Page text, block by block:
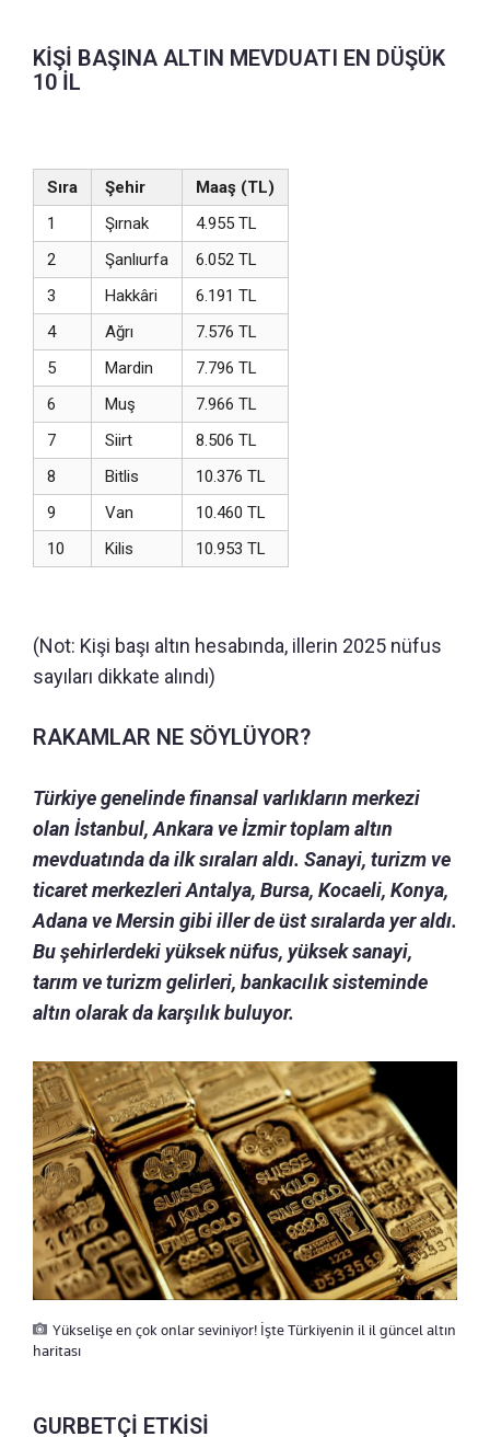
KİŞİ BAŞINA ALTIN MEVDUATI EN DÜŞÜK
10 İL
Sıra Şehir
Maaş (TL)
1
Şırnak
4.955 TL
2
Şanlıurfa
6.052 TL
3
Hakkâri
6.191 TL
4
Ağrı
7.576 TL
5
Mardin
7.796 TL
6
Muş
7.966 TL
7
Siirt
8.506 TL
8
Bitlis
10.376 TL
9
Van
10.460 TL
10
Kilis 10.953 TL
(Not: Kişi başı altın hesabında, illerin 2025 nüfus
sayıları dikkate alındı)
RAKAMLAR NE SÖYLÜYOR?
Türkiye genelinde finansal varlıkların merkezi
olan İstanbul, Ankara ve İzmir toplam altın
mevduatında da ilk sıraları aldı. Sanayi, turizm ve
ticaret merkezleri Antalya, Bursa, Kocaeli, Konya,
Adana ve Mersin gibi iller de üst sıralarda yer aldı.
Bu şehirlerdeki yüksek nüfus, yüksek sanayi,
tarım ve turizm gelirleri, bankacılık sisteminde
altın olarak da karşılık buluyor.
Yükselişe en çok onlar seviniyor! İşte Türkiyenin il il güncel altın
haritası
GURBETÇİ ETKİSİ